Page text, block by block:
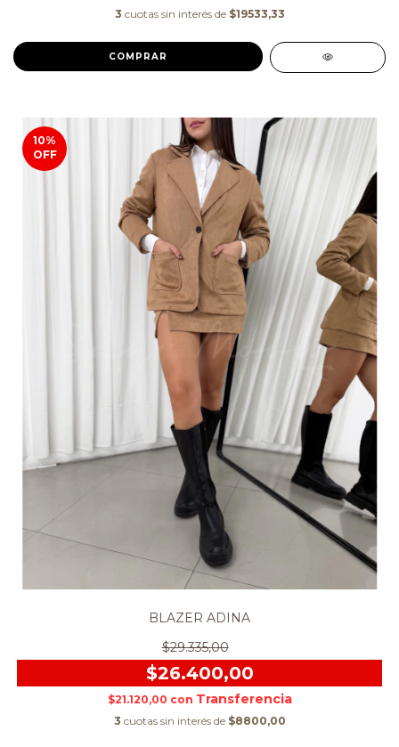
3 cuotas sin interés de $19533,33
COMPRAR
10%
OFF
BLAZER ADINA
$29.335,00
$26.400,00
$21.120,00 con
3 cuotas sin interés de $8800,00